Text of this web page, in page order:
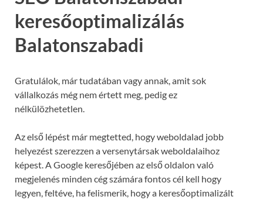
keresőoptimalizálás
Balatonszabadi
Gratulálok, már tudatában vagy annak, amit sok
vállalkozás még nem értett meg, pedig ez
nélkülözhetetlen.
Az első lépést már megtetted, hogy weboldalad jobb
helyezést szerezzen a versenytársak weboldalaihoz
képest. A Google keresőjében az első oldalon való
megjelenés minden cég számára fontos cél kell hogy
legyen, feltéve, ha felismerik, hogy a keresőoptimalizált